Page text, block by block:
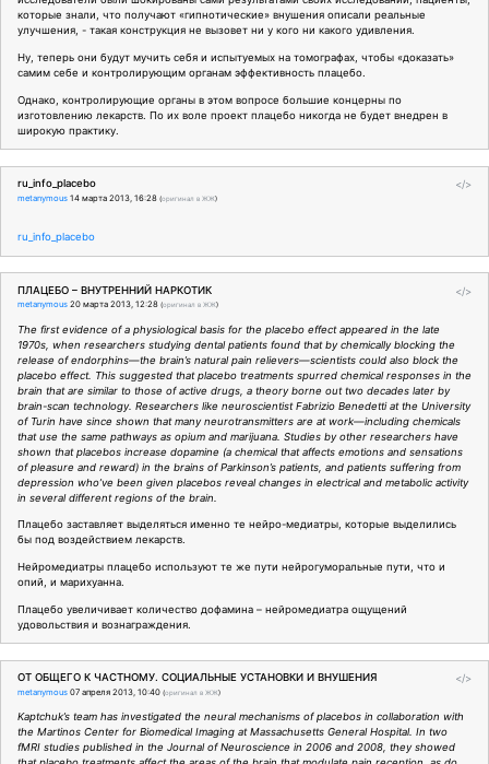
которые знали, что получают «гипнотические» внушения описали реальные
улучшения, - такая конструкция не вызовет ни у кого ни какого удивления.
Ну, теперь они будут мучить себя и испытуемых на томографах, чтобы «доказать»
самим себе и контролирующим органам эффективность плацебо.
Однако, контролирующие органы в этом вопросе большие концерны по
изготовлению лекарств. По их воле проект плацебо никогда не будет внедрен в
широкую практику.
</>
ru_info_placebo
metanymous 14 марта 2013, 16:28 (оригинал в ЖЖ)
ru_info_placebo
</>
ПЛАЦЕБО – ВНУТРЕННИЙ НАРКОТИК
metanymous 20 марта 2013, 12:28 (оригинал в ЖЖ)
The first evidence of a physiological basis for the placebo effect appeared in the late
1970s, when researchers studying dental patients found that by chemically blocking the
release of endorphins—the brain’s natural pain relievers—scientists could also block the
placebo effect. This suggested that placebo treatments spurred chemical responses in the
brain that are similar to those of active drugs, a theory borne out two decades later by
brain-scan technology. Researchers like neuroscientist Fabrizio Benedetti at the University
of Turin have since shown that many neurotransmitters are at work—including chemicals
that use the same pathways as opium and marijuana. Studies by other researchers have
shown that placebos increase dopamine (a chemical that affects emotions and sensations
of pleasure and reward) in the brains of Parkinson’s patients, and patients suffering from
depression who’ve been given placebos reveal changes in electrical and metabolic activity
in several different regions of the brain.
Плацебо заставляет выделяться именно те нейро-медиатры, которые выделились
бы под воздействием лекарств.
Нейромедиатры плацебо используют те же пути нейрогуморальные пути, что и
опий, и марихуанна.
Плацебо увеличивает количество дофамина – нейромедиатра ощущений
удовольствия и вознаграждения.
</>
ОТ ОБЩЕГО К ЧАСТНОМУ. СОЦИАЛЬНЫЕ УСТАНОВКИ И ВНУШЕНИЯ
metanymous 07 апреля 2013, 10:40 (оригинал в ЖЖ)
Kaptchuk’s team has investigated the neural mechanisms of placebos in collaboration with
the Martinos Center for Biomedical Imaging at Massachusetts General Hospital. In two
fMRI studies published in the Journal of Neuroscience in 2006 and 2008, they showed